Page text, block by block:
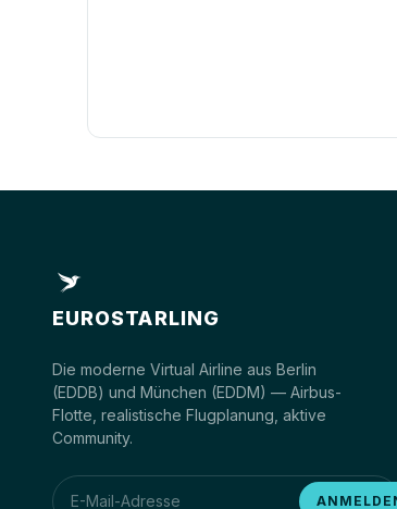
EUROSTARLING
Die moderne Virtual Airline aus Berlin
(EDDB) und München (EDDM) — Airbus-
Flotte, realistische Flugplanung, aktive
Community.